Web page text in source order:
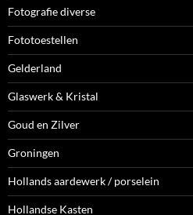
Fotografie diverse
Fototoestellen
Gelderland
Glaswerk & Kristal
Goud en Zilver
Groningen
Hollands aardewerk / porselein
Hollandse Kasten